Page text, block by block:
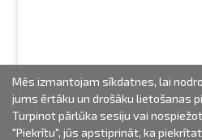
Mēs izmantojam sīkdatnes, lai
jums ērtāku un drošāku lietošanas
Turpinot pārlūka sesiju vai
"Piekrītu", jūs apstiprināt, ka